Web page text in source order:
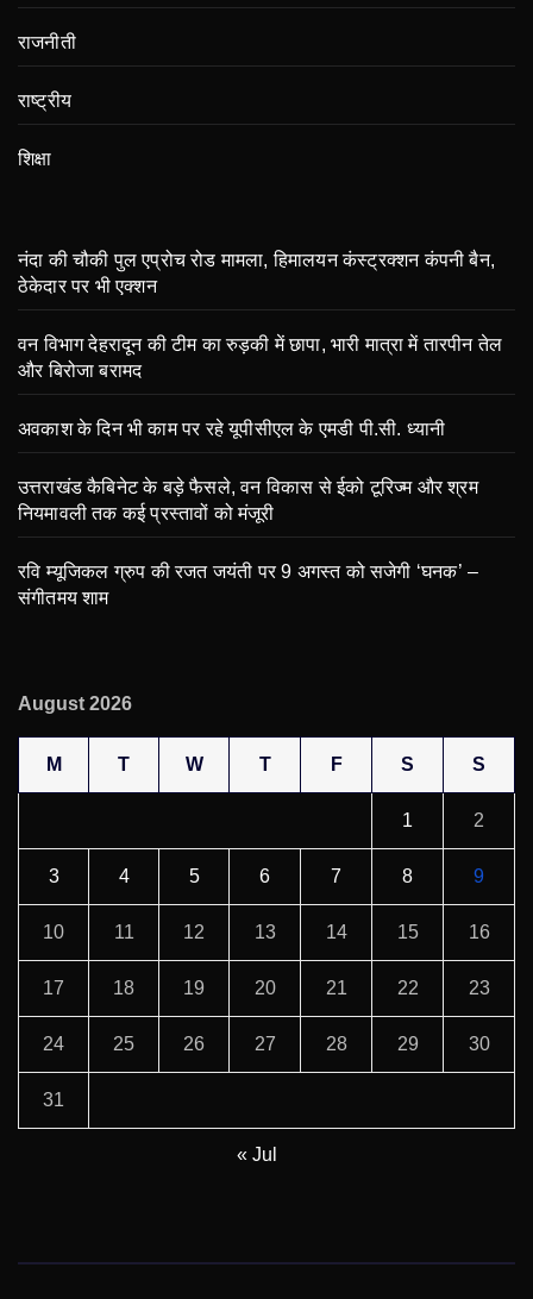
राजनीती
राष्ट्रीय
शिक्षा
नंदा की चौकी पुल एप्रोच रोड मामला, हिमालयन कंस्ट्रक्शन कंपनी बैन,
ठेकेदार पर भी एक्शन
वन विभाग देहरादून की टीम का रुड़की में छापा, भारी मात्रा में तारपीन तेल
और बिरोजा बरामद
अवकाश के दिन भी काम पर रहे यूपीसीएल के एमडी पी.सी. ध्यानी
उत्तराखंड कैबिनेट के बड़े फैसले, वन विकास से ईको टूरिज्म और श्रम
नियमावली तक कई प्रस्तावों को मंजूरी
रवि म्यूजिकल ग्रुप की रजत जयंती पर 9 अगस्त को सजेगी ‘घनक’ –
संगीतमय शाम
August 2026
M T W T F S S
1 2
3 4 5 6 7 8 9
10 11 12 13 14 15 16
17 18 19 20 21 22 23
24 25 26 27 28 29 30
31
« Jul